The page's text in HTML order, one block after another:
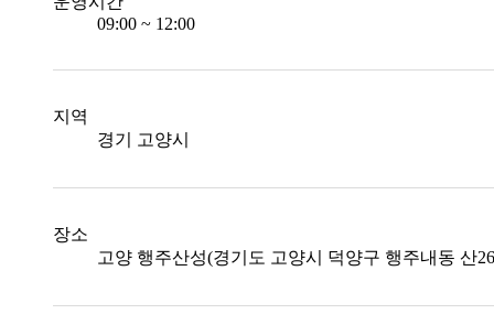
09:00 ~ 12:00
지역
경기 고양시
장소
고양 행주산성(경기도 고양시 덕양구 행주내동 산